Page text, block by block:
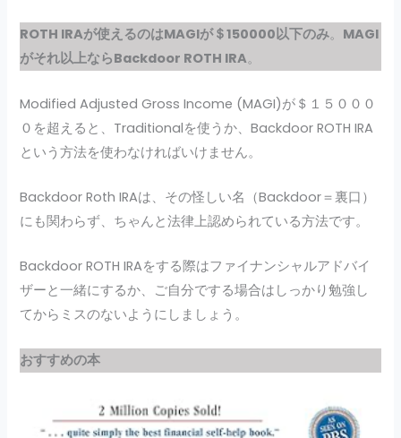
ROTH IRAが使えるのはMAGIが＄150000以下のみ。 MAGI
がそれ以上ならBackdoor ROTH IRA。
Modified Adjusted Gross Income (MAGI)が＄１５０００
０を超えると、Traditionalを使うか、Backdoor ROTH IRA
という方法を使わなければいけません。
Backdoor Roth IRAは、その怪しい名（Backdoor＝裏口）
にも関わらず、ちゃんと法律上認められている方法です。
Backdoor ROTH IRAをする際はファイナンシャルアドバイ
ザーと一緒にするか、ご自分でする場合はしっかり勉強し
てからミスのないようにしましょう。
おすすめの本